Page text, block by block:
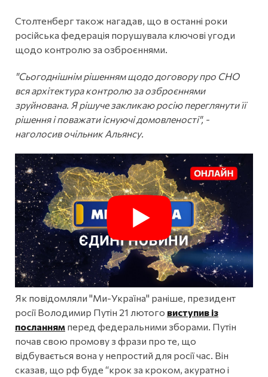
Столтенберг також нагадав, що в останні роки
російська федерація порушувала ключові угоди
щодо контролю за озброєннями.
"Сьогоднішнім рішенням щодо договору про СНО
вся архітектура контролю за озброєннями
зруйнована. Я рішуче закликаю росію переглянути її
рішення і поважати існуючі домовленості", -
наголосив очільник Альянсу.
Як повідомляли "Ми-Україна" раніше, президент
росії Володимир Путін 21 лютого виступив із
посланням перед федеральними зборами. Путін
почав свою промову з фрази про те, що
відбувається вона у непростий для росії час. Він
сказав, що рф буде “крок за кроком, акуратно і